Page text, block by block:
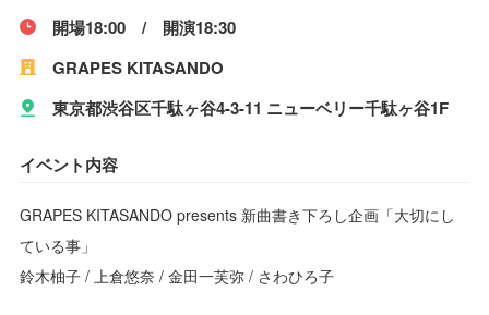
開場18:00 / 開演18:30
GRAPES KITASANDO
東京都渋谷区千駄ヶ谷4-3-11 ニューベリー千駄ヶ谷1F
イベント内容
GRAPES KITASANDO presents 新曲書き下ろし企画「大切にし
ている事」
鈴木柚子 / 上倉悠奈 / 金田一芙弥 / さわひろ子